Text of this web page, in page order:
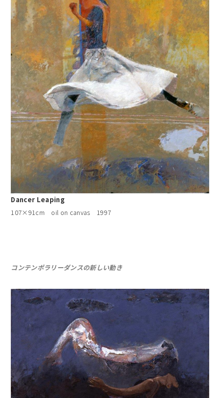
Dancer Leaping
107×91cm oil on canvas 1997
コンテンポラリーダンスの新しい動き